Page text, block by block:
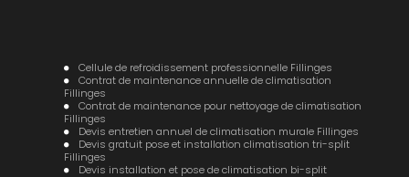
Cellule de refroidissement professionnelle Fillinges
Contrat de maintenance annuelle de climatisation
Fillinges
Contrat de maintenance pour nettoyage de climatisation
Fillinges
Devis entretien annuel de climatisation murale Fillinges
Devis gratuit pose et installation climatisation tri-split
Fillinges
Devis installation et pose de climatisation bi-split